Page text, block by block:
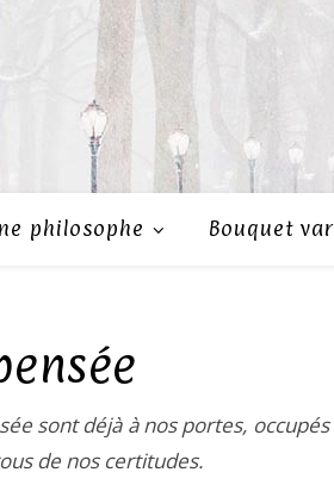
philosophe Bouquet
sont déjà à nos portes, occupés
de nos certitudes.